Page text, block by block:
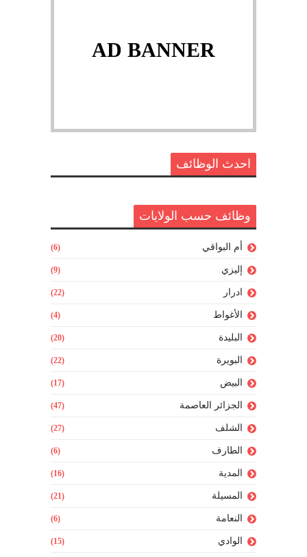
AD BANNER
احدث الوظائف
وظائف حسب الولايات
أم البواقي (6)
إليزي (9)
ادرار (22)
الأغواط (4)
البليدة (20)
البويرة (22)
البيض (17)
الجزائر العاصمة (47)
الشلف (27)
الطارف (6)
المدية (16)
المسيلة (21)
النعامة (6)
الوادي (15)